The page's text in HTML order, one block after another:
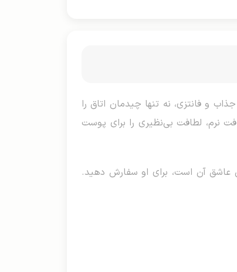
و فانتزی، نه تنها چیدمان اتاق را
نرم، لطافت بی‌نظیری را برای پوست
عاشق آن است، برای او سفارش دهید.